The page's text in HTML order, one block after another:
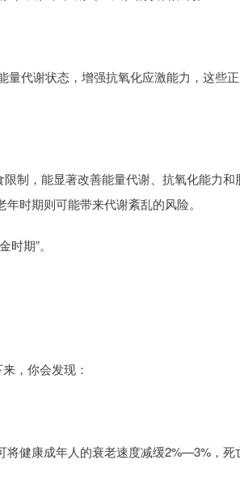
量代谢状态，增强抗氧化应激能力，这些
制，能显著改善能量代谢、抗氧化能力和
时期则可能带来代谢紊乱的风险。
期”。
，你会发现：
健康成年人的衰老速度减缓2%—3%，死